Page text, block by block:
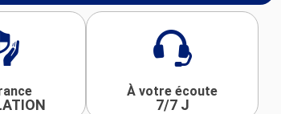
À votre écoute
7/7 J